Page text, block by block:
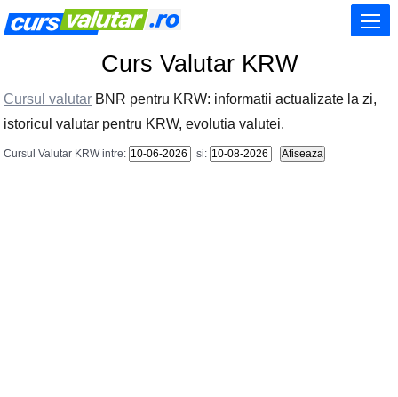
Curs Valutar KRW
Cursul valutar BNR pentru KRW: informatii actualizate la zi,
istoricul valutar pentru KRW, evolutia valutei.
Cursul Valutar KRW intre: si: